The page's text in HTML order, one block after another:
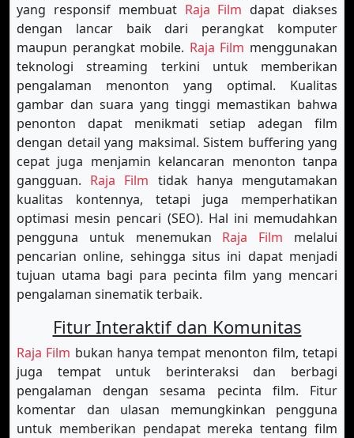
yang responsif membuat Raja Film dapat diakses
dengan lancar baik dari perangkat komputer
maupun perangkat mobile. Raja Film menggunakan
teknologi streaming terkini untuk memberikan
pengalaman menonton yang optimal. Kualitas
gambar dan suara yang tinggi memastikan bahwa
penonton dapat menikmati setiap adegan film
dengan detail yang maksimal. Sistem buffering yang
cepat juga menjamin kelancaran menonton tanpa
gangguan. Raja Film tidak hanya mengutamakan
kualitas kontennya, tetapi juga memperhatikan
optimasi mesin pencari (SEO). Hal ini memudahkan
pengguna untuk menemukan Raja Film melalui
pencarian online, sehingga situs ini dapat menjadi
tujuan utama bagi para pecinta film yang mencari
pengalaman sinematik terbaik.
Fitur Interaktif dan Komunitas
Raja Film bukan hanya tempat menonton film, tetapi
juga tempat untuk berinteraksi dan berbagi
pengalaman dengan sesama pecinta film. Fitur
komentar dan ulasan memungkinkan pengguna
untuk memberikan pendapat mereka tentang film